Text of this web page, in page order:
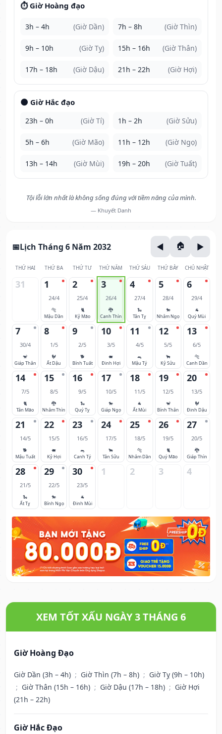
⏱️ Giờ Hoàng đạo
3h – 4h (Giờ Dần) 7h – 8h (Giờ Thìn)
9h – 10h (Giờ Tỵ) 15h – 16h (Giờ Thân)
17h – 18h (Giờ Dậu) 21h – 22h (Giờ Hợi)
🌑 Giờ Hắc đạo
23h – 0h (Giờ Tí) 1h – 2h (Giờ Sửu)
5h – 6h (Giờ Mão) 11h – 12h (Giờ Ngọ)
13h – 14h (Giờ Mùi) 19h – 20h (Giờ Tuất)
Tội lỗi lớn nhất là không sống đúng với tiềm năng của mình.
— Khuyết Danh
Lịch Tháng 6 Năm 2032
THỨ HAI THỨ BA THỨ TƯ THỨ NĂM THỨ SÁU THỨ BẢY CHỦ NHẬT
31 1
24/4
🐅
Mậu Dần
2
25/4
🐈
Kỷ Mão
3
26/4
🐉
Canh Thìn
4
27/4
🐍
Tân Tỵ
5
28/4
🐎
Nhâm Ngọ
6
29/4
🐐
Quý Mùi
7
30/4
🐒
Giáp Thân
8
1/5
🐓
Ất Dậu
9
2/5
🐕
Bính Tuất
10
3/5
🐖
Đinh Hợi
11
4/5
🐀
Mậu Tý
12
5/5
🐂
Kỷ Sửu
13
6/5
🐅
Canh Dần
14
7/5
🐈
Tân Mão
15
8/5
🐉
Nhâm Thìn
16
9/5
🐍
Quý Tỵ
17
10/5
🐎
Giáp Ngọ
18
11/5
🐐
Ất Mùi
19
12/5
🐒
Bính Thân
20
13/5
🐓
Đinh Dậu
21
14/5
🐕
Mậu Tuất
22
15/5
🐖
Kỷ Hợi
23
16/5
🐀
Canh Tý
24
17/5
🐂
Tân Sửu
25
18/5
🐅
Nhâm Dần
26
19/5
🐈
Quý Mão
27
20/5
🐉
Giáp Thìn
28
21/5
🐍
Ất Tỵ
29
22/5
🐎
Bính Ngọ
30
23/5
🐐
Đinh Mùi
1 2 3 4
XEM TỐT XẤU NGÀY 3 THÁNG 6
Giờ Hoàng Đạo
Giờ Dần (3h – 4h) ; Giờ Thìn (7h – 8h) ; Giờ Tỵ (9h – 10h)
; Giờ Thân (15h – 16h) ; Giờ Dậu (17h – 18h) ; Giờ Hợi
(21h – 22h)
Giờ Hắc Đạo